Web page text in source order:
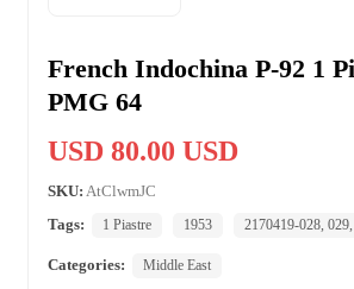
French Indochina P-92 1
PMG 64
USD 80.00 USD
SKU: AtClwmJC
Tags:
1 Piastre 1953 2170419-028,
Categories: Middle East